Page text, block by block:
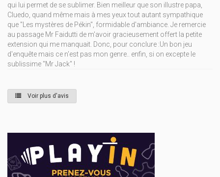
qui lui permet de se sublimer. Bien meilleur que son illustre papa,
Cluedo, quand même mais à mes yeux tout autant sympathique
que "Les mystères de Pékin", formidable d'ambiance. Je remercie
au passage Mr Faidutti de m'avoir gracieusement offert la petite
extension qui me manquait. Donc, pour conclure :Un bon jeu
d'enquête mais ce n'est pas mon genre.. enfin, si on excepte le
sublissime "Mr Jack" !
Voir plus d'avis